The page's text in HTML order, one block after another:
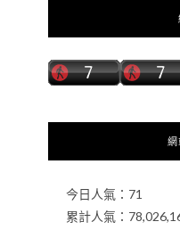
今日人氣： 71
累計人氣：